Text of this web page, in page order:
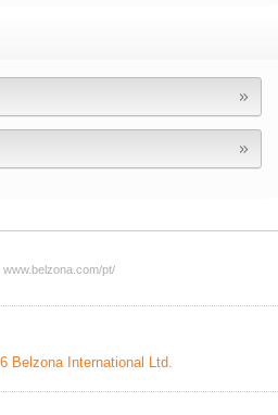
www.belzona.com/pt/
Belzona International Ltd.